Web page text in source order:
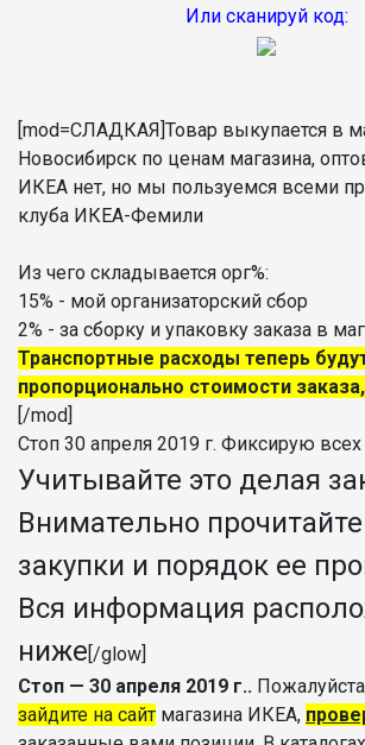
Или сканируй код:
[mod=СЛАДКАЯ]Товар выкупается в
Новосибирск по ценам магазина,
ИКЕА нет, но мы пользуемся всеми
клуба ИКЕА-Фемили
Из чего складывается орг%:
15% - мой организаторский сбор
2% - за сборку и упаковку заказа в
Транспортные расходы теперь
пропорционально стоимости
[/mod]
Стоп 30 апреля 2019 г. Фиксирую
Учитывайте это делая
Внимательно
закупки и порядок ее
Вся информация
ниже[/glow]
Стоп — 30 апреля 2019 г..
зайдите на сайт магазина ИКЕА,